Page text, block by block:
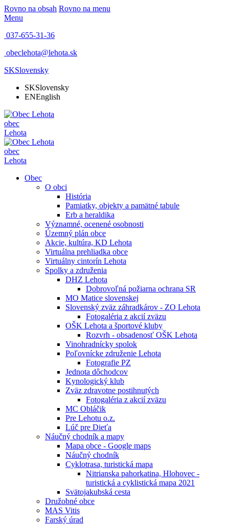
Rovno na obsah Rovno na menu
Menu
037-655-31-36
obeclehota@lehota.sk
SKSlovensky
SKSlovensky
ENEnglish
obec
Lehota
obec
Lehota
Obec
O obci
História
Pamiatky, objekty a pamätné tabule
Erb a heraldika
Významné, ocenené osobnosti
Územný plán obce
Akcie, kultúra, KD Lehota
Virtuálna prehliadka obce
Virtuálny cintorín Lehota
Spolky a združenia
DHZ Lehota
Dobrovoľná požiarna ochrana SR
MO Matice slovenskej
Slovenský zväz záhradkárov - ZO Lehota
Fotogaléria z akcií zväzu
OŠK Lehota a športové kluby
Rozvrh - obsadenosť OŠK Lehota
Vinohradnícky spolok
Poľovnícke združenie Lehota
Fotografie PZ
Jednota dôchodcov
Kynologický klub
Zväz zdravotne postihnutých
Fotogaléria z akcií zväzu
MC Obláčik
Pre Lehotu o.z.
Lúč pre Dieťa
Náučný chodník a mapy
Mapa obce - Google maps
Náučný chodník
Cyklotrasa, turistická mapa
Nitrianska pahorkatina, Hlohovec -
turistická a cyklistická mapa 2021
Svätojakubská cesta
Družobné obce
MAS Vitis
Farský úrad